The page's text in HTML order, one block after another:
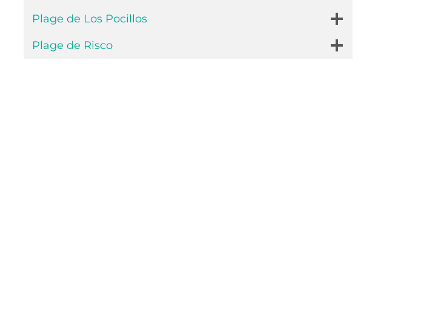
Plage de Los Pocillos
Plage de Risco